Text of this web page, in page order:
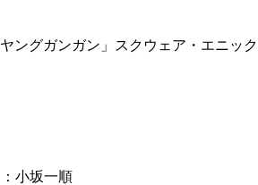
ングガンガン」スクウェア・エニック
小坂一順